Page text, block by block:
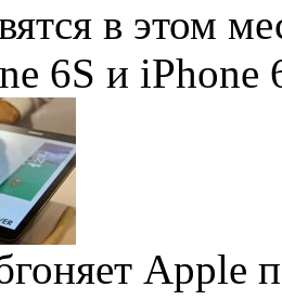
в этом
6S и iPhone
Apple